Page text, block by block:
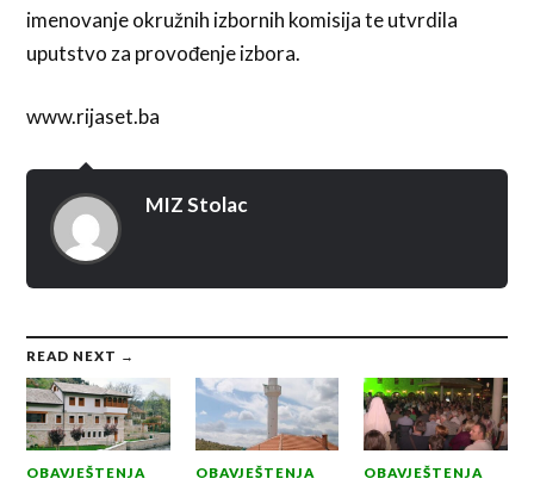
imenovanje okružnih izbornih komisija te utvrdila
uputstvo za provođenje izbora.
www.rijaset.ba
MIZ Stolac
READ NEXT →
OBAVJEŠTENJA OBAVJEŠTENJA OBAVJEŠTENJA